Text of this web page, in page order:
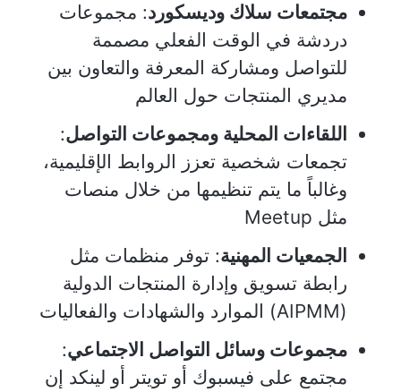
مجتمعات سلاك وديسكورد: مجموعات
دردشة في الوقت الفعلي مصممة
للتواصل ومشاركة المعرفة والتعاون بين
مديري المنتجات حول العالم
اللقاءات المحلية ومجموعات التواصل:
تجمعات شخصية تعزز الروابط الإقليمية،
وغالباً ما يتم تنظيمها من خلال منصات
مثل Meetup
الجمعيات المهنية: توفر منظمات مثل
رابطة تسويق وإدارة المنتجات الدولية
(AIPMM) الموارد والشهادات والفعاليات
مجموعات وسائل التواصل الاجتماعي:
مجتمع على فيسبوك أو تويتر أو لينكد إن